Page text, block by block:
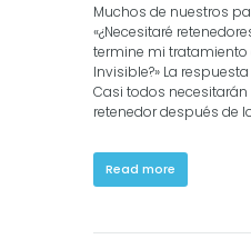
Muchos de nuestros
«¿Necesitaré
termine mi
Invisible?» La
Casi todos
retenedor después de
Read more